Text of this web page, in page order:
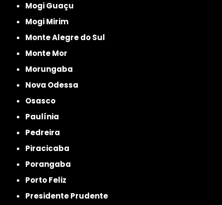
Mogi Guaçu
Mogi Mirim
Monte Alegre do Sul
Monte Mor
Morungaba
Nova Odessa
Osasco
Paulínia
Pedreira
Piracicaba
Porangaba
Porto Feliz
Presidente Prudente